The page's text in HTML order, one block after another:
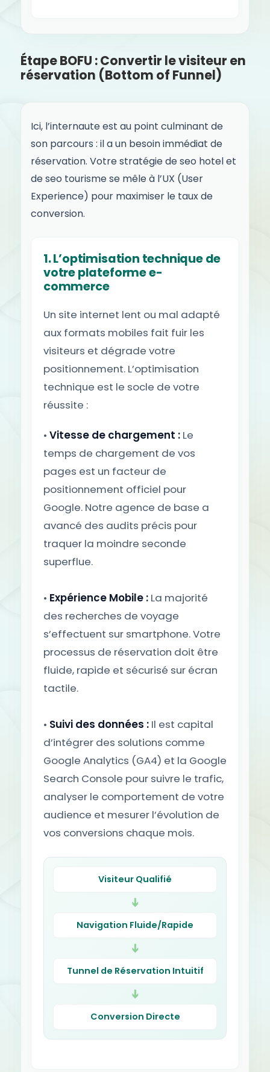
Étape BOFU : Convertir le visiteur en
réservation (Bottom of Funnel)
Ici, l’internaute est au point culminant de
son parcours : il a un besoin immédiat de
réservation. Votre stratégie de seo hotel et
de seo tourisme se mêle à l’UX (User
Experience) pour maximiser le taux de
conversion.
1. L’optimisation technique de
votre plateforme e-
commerce
Un site internet lent ou mal adapté
aux formats mobiles fait fuir les
visiteurs et dégrade votre
positionnement. L’optimisation
technique est le socle de votre
réussite :
• Vitesse de chargement : Le
temps de chargement de vos
pages est un facteur de
positionnement officiel pour
Google. Notre agence de base a
avancé des audits précis pour
traquer la moindre seconde
superflue.
• Expérience Mobile : La majorité
des recherches de voyage
s’effectuent sur smartphone. Votre
processus de réservation doit être
fluide, rapide et sécurisé sur écran
tactile.
• Suivi des données : Il est capital
d’intégrer des solutions comme
Google Analytics (GA4) et la Google
Search Console pour suivre le trafic,
analyser le comportement de votre
audience et mesurer l’évolution de
vos conversions chaque mois.
Visiteur Qualifié
➔
Navigation Fluide/Rapide
➔
Tunnel de Réservation Intuitif
➔
Conversion Directe